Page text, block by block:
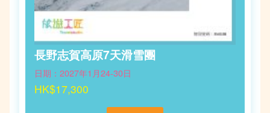
長野志賀高原7天滑雪團
日期：2027年1月24-30日
HK$17,300